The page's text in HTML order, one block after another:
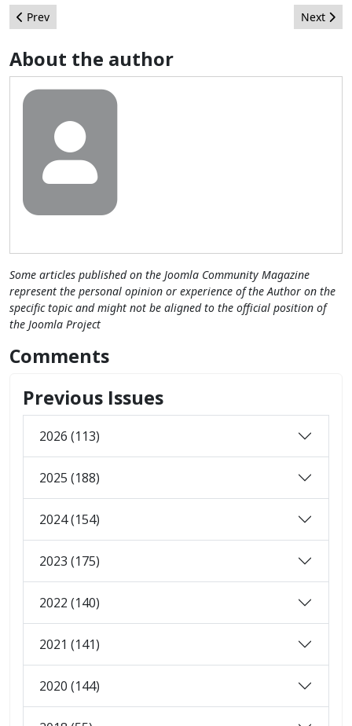
Previous article: Sé freelancer decían. 10 Retos que debes
Prev Next
Next
About the author
Some articles published on the Joomla Community Magazine
represent the personal opinion or experience of the Author on the
specific topic and might not be aligned to the official position of
the Joomla Project
Comments
Previous Issues
2026 (113)
2025 (188)
2024 (154)
2023 (175)
2022 (140)
2021 (141)
2020 (144)